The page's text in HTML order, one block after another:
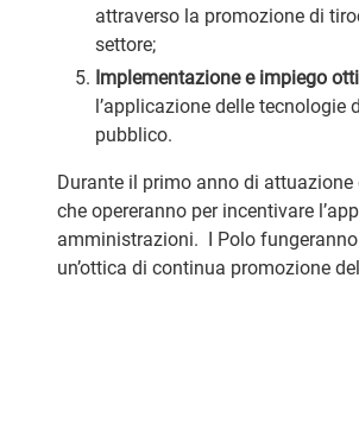
attraverso la promozione di
settore;
Implementazione e impiego
l’applicazione delle
pubblico.
Durante il primo anno di
che opereranno per incentivare
amministrazioni. I Polo
un’ottica di continua promozione